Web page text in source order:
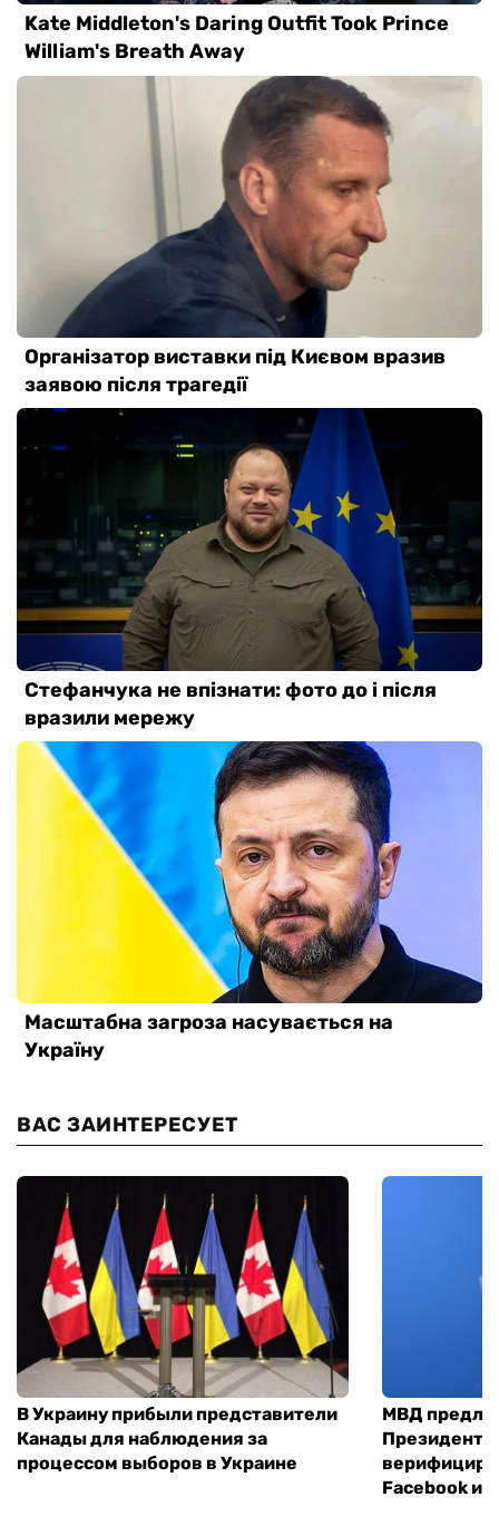
ВАС ЗАИНТЕРЕСУЕТ
В Украину прибыли представители
Канады для наблюдения за
процессом выборов в Украине
МВД
Facebook и